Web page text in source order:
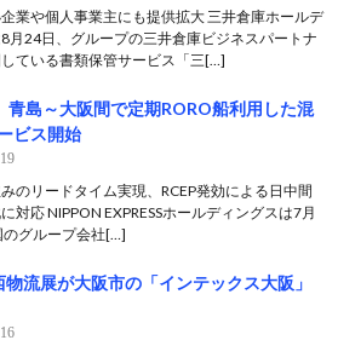
業や個人事業主にも提供拡大 三井倉庫ホールデ
月24日、グループの三井倉庫ビジネスパートナ
ている書類保管サービス「三[…]
青島～大阪間で定期RORO船利用した混
ビス開始
のリードタイム実現、RCEP発効による日中間
対応 NIPPON EXPRESSホールディングスは7月
のグループ会社[…]
流展が大阪市の「インテックス大阪」